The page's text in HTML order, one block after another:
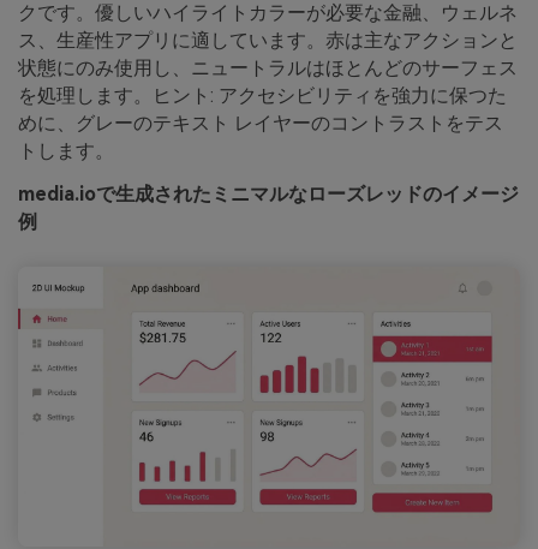
クです。優しいハイライトカラーが必要な金融、ウェルネ
ス、生産性アプリに適しています。赤は主なアクションと
状態にのみ使用し、ニュートラルはほとんどのサーフェス
を処理します。ヒント: アクセシビリティを強力に保つた
めに、グレーのテキスト レイヤーのコントラストをテス
トします。
media.ioで生成されたミニマルなローズレッドのイメージ
例